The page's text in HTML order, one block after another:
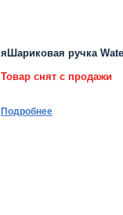
яШариковая ручка
Товар снят с продажи
Подробнее